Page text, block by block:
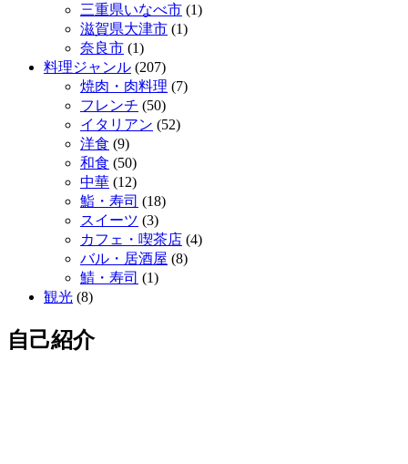
三重県いなべ市 (1)
滋賀県大津市 (1)
奈良市 (1)
料理ジャンル (207)
焼肉・肉料理 (7)
フレンチ (50)
イタリアン (52)
洋食 (9)
和食 (50)
中華 (12)
鮨・寿司 (18)
スイーツ (3)
カフェ・喫茶店 (4)
バル・居酒屋 (8)
鯖・寿司 (1)
観光 (8)
自己紹介